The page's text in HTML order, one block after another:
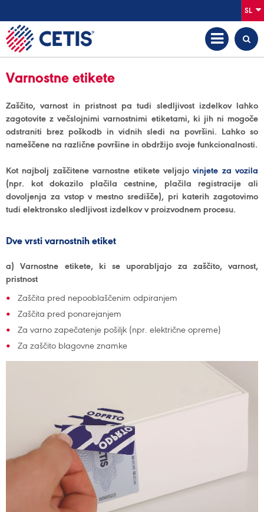
SL
Varnostne etikete
Zaščito, varnost in pristnost pa tudi sledljivost izdelkov lahko
zagotovite z večslojnimi varnostnimi etiketami, ki jih ni mogoče
odstraniti brez poškodb in vidnih sledi na površini. Lahko so
nameščene na različne površine in obdržijo svoje funkcionalnosti.
Kot najbolj zaščitene varnostne etikete veljajovinjete za vozila
(npr. kot dokazilo plačila cestnine, plačila registracije ali
dovoljenja za vstop v mestno središče), pri katerih zagotovimo
tudi elektronsko sledljivost izdelkov v proizvodnem procesu.
Dve vrsti varnostnih etiket
a) Varnostne etikete, ki se uporabljajo za zaščito, varnost,
pristnost
Zaščita pred nepooblaščenim odpiranjem
Zaščita pred ponarejanjem
Za varno zapečatenje pošiljk (npr. električne opreme)
Za zaščito blagovne znamke